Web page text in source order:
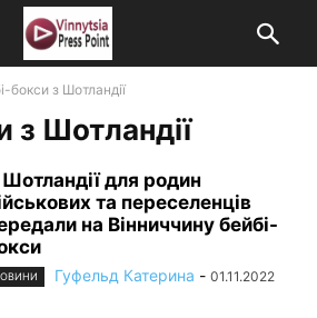
бокси з Шотландії
з Шотландії
для родин
та переселенців
на Вінниччину бейбі-
Гуфельд Катерина - 01.11.2022